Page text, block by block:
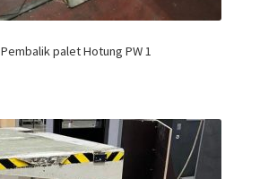
Pembalik palet Hotung PW 1